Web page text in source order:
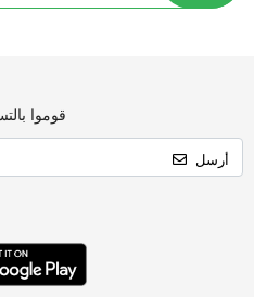
قوموا
أرسل